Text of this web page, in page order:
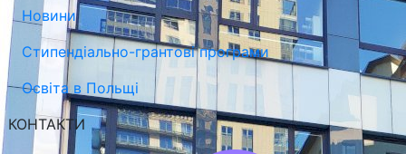
Новини
Стипендіально-грантові програми
Освіта в Польщі
КОНТАКТИ